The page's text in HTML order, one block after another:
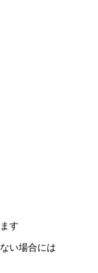
す
い場合には